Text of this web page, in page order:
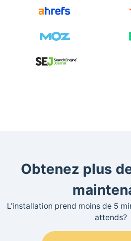
Obtenez plus
L'installation prend moins de 5
attends?